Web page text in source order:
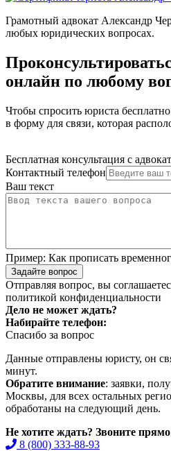
Грамотный адвокат Александр
любых юридических вопросах.
онлайн по любому
Чтобы спросить юриста
в форму для связи, которая
Бесплатная консультация с
Контактный телефон
Ваш текст
Пример: Как прописать
Задайте вопрос
Отправляя вопрос, вы
политикой конфиденциальности
Дело не может ждать?
Набирайте телефон:
Спасибо за вопрос
Данные отправлены юристу, он
минут.
Обратите внимание: заявки,
Москвы, для всех остальных
обработаны на следующий день.
Не хотите ждать? Звоните прямо
8 (800) 333-88-93